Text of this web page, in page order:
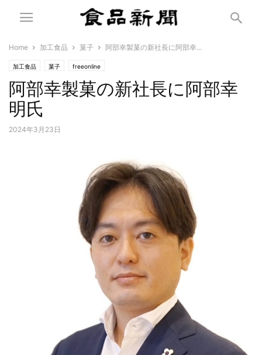
Home 加工食品 菓子 阿部幸製菓の新社長に阿部幸...
加工食品 菓子 freeonline
阿部幸製菓の新社長に阿部幸
明氏
2024年3月23日